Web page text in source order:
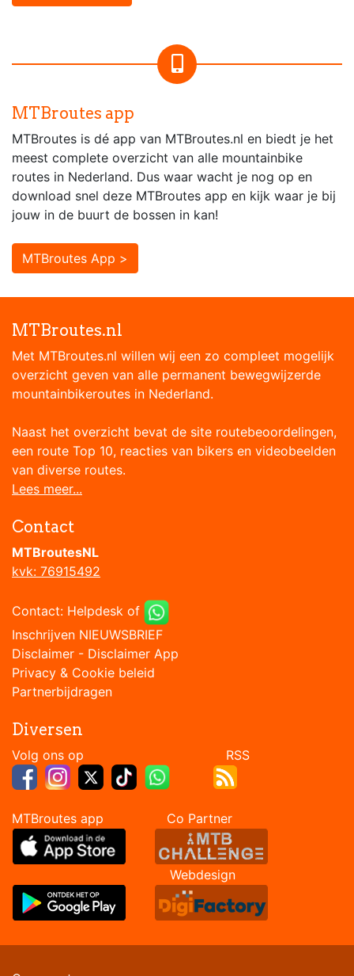
MTBroutes app
MTBroutes is dé app van MTBroutes.nl en biedt je het
meest complete overzicht van alle mountainbike
routes in Nederland. Dus waar wacht je nog op en
download snel deze MTBroutes app en kijk waar je bij
jouw in de buurt de bossen in kan!
MTBroutes App >
MTBroutes.nl
Met MTBroutes.nl willen wij een zo compleet mogelijk
overzicht geven van alle permanent bewegwijzerde
mountainbikeroutes in Nederland.
Naast het overzicht bevat de site routebeoordelingen,
een route Top 10, reacties van bikers en videobeelden
van diverse routes.
Lees meer...
Contact
MTBroutesNL
kvk: 76915492
Contact: Helpdesk of
Inschrijven NIEUWSBRIEF
Disclaimer - Disclaimer App
Privacy & Cookie beleid
Partnerbijdragen
Diversen
Volg ons op RSS
MTBroutes app Co Partner
Webdesign